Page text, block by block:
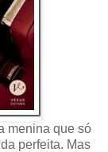
menina que só
perfeita. Mas